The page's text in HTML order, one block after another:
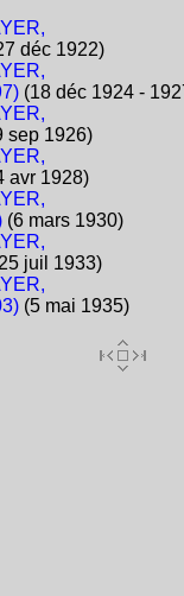
déc 1922)
(18 déc 1924 -
sep 1926)
avr 1928)
(6 mars 1930)
juil 1933)
(5 mai 1935)